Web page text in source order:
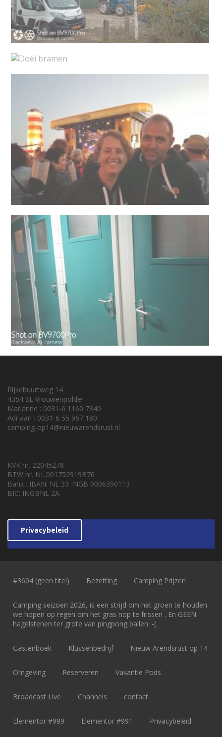
Rijkebuurtweg 14
4354 SE Vrouwenpolder
Marianne : 0031-6 1160 7340
Adriaan : 0031-6 55 967 180
camping-op14@nieuwarendsrust.nl
KVK nr. 22045278
BTW nr. NL.001752919B76
Bank : IBAN: NL 33 INGB 0006350113
BIC: INGBNL 2A
Privacybeleid
#3604 (geen titel) Bezetting Camping Prijzen
Camping seizoen 2026, is een strijd om het groen te houden
we hopen op regen om het gras nop te frissen . En GEEN
hagelstenen ter grote van pingpong ballen :-(
Gastenboek Klussenbedrijf Nieuw Arendsrust op 14
Omgeving Reserveren Vakantie Pods
Broadcast Live Channels contact
Elementor #989 Elementor #991 Privacybeleid